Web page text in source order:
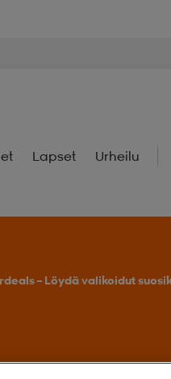
Lapset Urheilu
– Löydä valikoidut